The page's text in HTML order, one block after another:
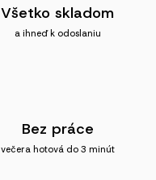
Všetko skladom
a ihneď k odoslaniu
Bez práce
večera hotová do 3 minút